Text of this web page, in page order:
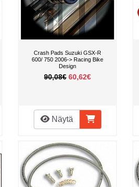
Crash Pads Suzuki GSX-R
600/ 750 2006-> Racing Bike
Design
90,08€ 60,62€
Näytä